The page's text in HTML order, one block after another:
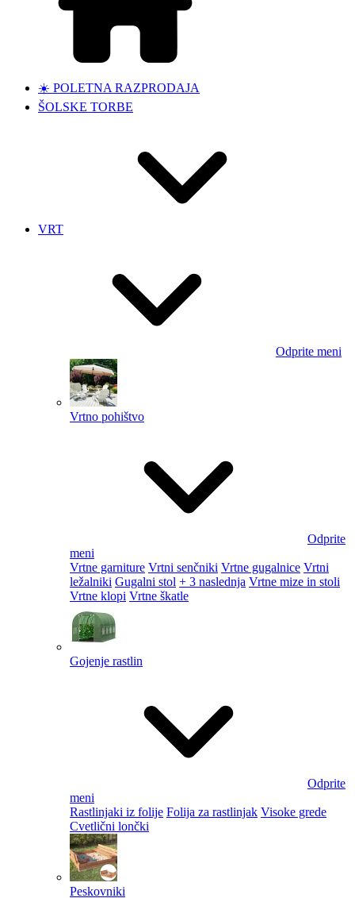
☀️ POLETNA RAZPRODAJA
ŠOLSKE TORBE
VRT
Odprite meni
Vrtno pohištvo
Odprite
meni
Vrtne garniture Vrtni senčniki Vrtne gugalnice Vrtni
ležalniki Gugalni stol + 3 naslednja Vrtne mize in stoli
Vrtne klopi Vrtne škatle
Gojenje rastlin
Odprite
meni
Rastlinjaki iz folije Folija za rastlinjak Visoke grede
Cvetlični lončki
Peskovniki